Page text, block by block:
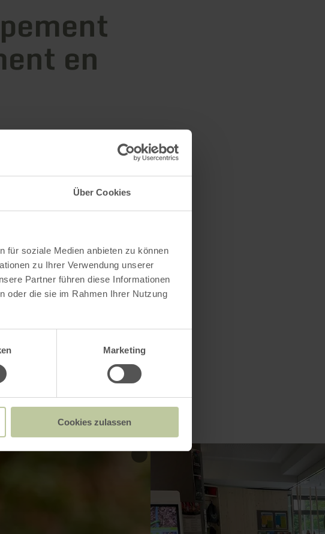
Über Cookies
für soziale Medien anbieten zu können
zu Ihrer Verwendung unserer
Partner führen diese Informationen
oder die sie im Rahmen Ihrer Nutzung
Marketing
Cookies zulassen
en